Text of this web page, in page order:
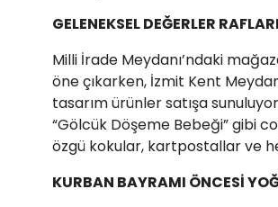
GELENEKSEL DEĞERLER
Milli İrade Meydanı’ndaki
öne çıkarken, İzmit Kent
tasarım ürünler satışa
“Gölcük Döşeme Bebeği” gibi
özgü kokular, kartpostallar ve
KURBAN BAYRAMI ÖNCESİ